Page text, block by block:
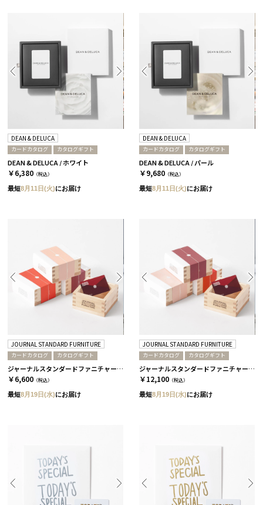
DEAN & DELUCA
カードカタログ カタログギフト
DEAN & DELUCA / ホワイト
￥6,380 （税込）
最短8月11日(火)にお届け
DEAN & DELUCA
カードカタログ カタログギフト
DEAN & DELUCA / パール
￥9,680 （税込）
最短8月11日(火)にお届け
JOURNAL STANDARD FURNITURE
カードカタログ カタログギフト
ジャーナルスタンダードファニチャー / 桜
￥6,600 （税込）
最短8月19日(水)にお届け
JOURNAL STANDARD FURNITURE
カードカタログ カタログギフト
ジャーナルスタンダードファニチャー / 蘭
￥12,100 （税込）
最短8月19日(水)にお届け